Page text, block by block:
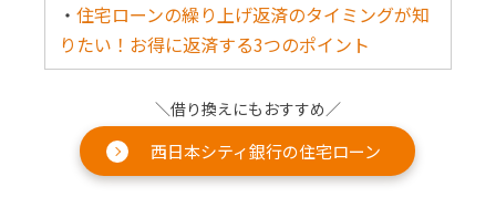
・住宅ローンの繰り上げ返済のタイミングが知
りたい！お得に返済する3つのポイント
＼借り換えにもおすすめ／
西日本シティ銀行の住宅ローン